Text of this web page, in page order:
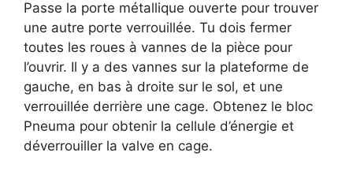
Passe la porte métallique ouverte pour trouver
une autre porte verrouillée. Tu dois fermer
toutes les roues à vannes de la pièce pour
l’ouvrir. Il y a des vannes sur la plateforme de
gauche, en bas à droite sur le sol, et une
verrouillée derrière une cage. Obtenez le bloc
Pneuma pour obtenir la cellule d’énergie et
déverrouiller la valve en cage.